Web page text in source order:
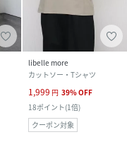
libelle more
カットソー・Tシャツ
1,999 円 39%OFF
18ポイント(1倍)
クーポン対象